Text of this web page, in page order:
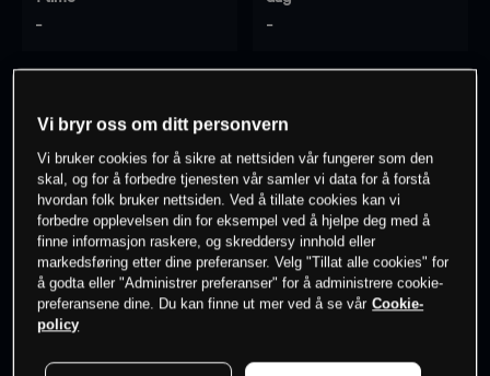
- -
- -
0% av kunder erpå dette instrumentet
Søk om konto
Vi bryr oss om ditt personvern
Vi bruker cookies for å sikre at nettsiden vår fungerer som den
skal, og for å forbedre tjenesten vår samler vi data for å forstå
hvordan folk bruker nettsiden. Ved å tillate cookies kan vi
forbedre opplevelsen din for eksempel ved å hjelpe deg med å
finne informasjon raskere, og skreddersy innhold eller
markedsføring etter dine preferanser. Velg "Tillat alle cookies" for
å godta eller "Administrer preferanser" for å administrere cookie-
preferansene dine. Du kan finne ut mer ved å se vår Cookie-
policy